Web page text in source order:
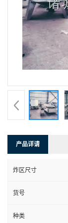
产品详请
炸区尺寸
货号
种类